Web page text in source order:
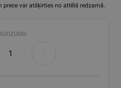
var atšķirties no attēlā redzamā.